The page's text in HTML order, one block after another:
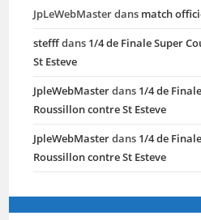
JpLeWebMasterdans match
stefffdans 1/4 de Finale Super
St Esteve
JpleWebMasterdans 1/4 de
Roussillon contre St Esteve
JpleWebMasterdans 1/4 de
Roussillon contre St Esteve